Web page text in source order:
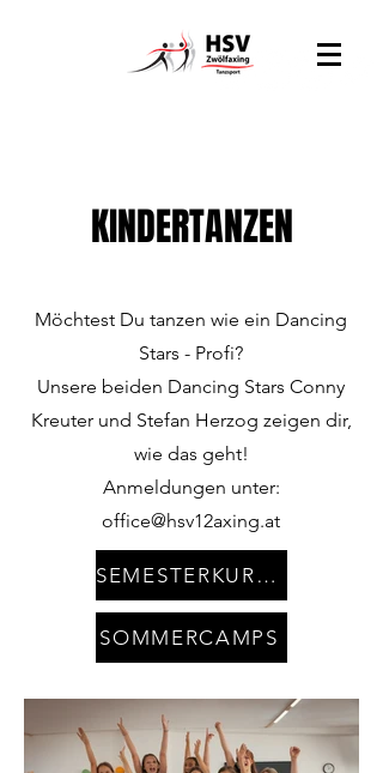
KINDERTANZEN
Möchtest Du tanzen wie ein Dancing
Stars - Profi?
Unsere beiden Dancing Stars Conny
Kreuter und Stefan Herzog zeigen dir,
wie das geht!
Anmeldungen unter:
office@hsv12axing.at
SEMESTERKURSE
SOMMERCAMPS